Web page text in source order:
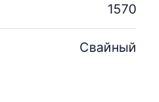
1570
Свайный